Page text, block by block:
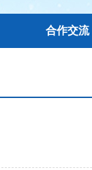
合作交流